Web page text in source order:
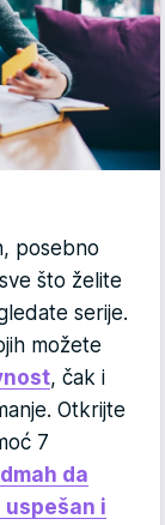
posebno
što želite
serije.
možete
, čak i
Otkrijte
7
da
i